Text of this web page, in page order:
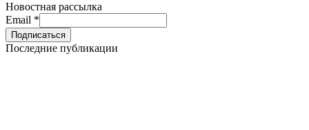
Новостная рассылка
Email *
Последние публикации